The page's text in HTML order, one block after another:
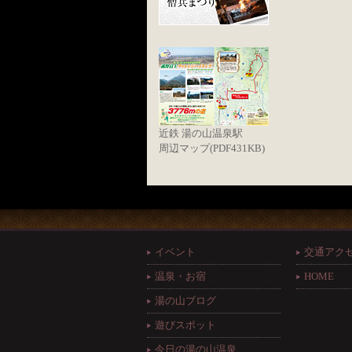
近鉄 湯の山温泉駅
周辺マップ(PDF431KB)
イベント
温泉・お宿
湯の山ブログ
遊びスポット
今日の湯の山温泉
交通アク
HOME